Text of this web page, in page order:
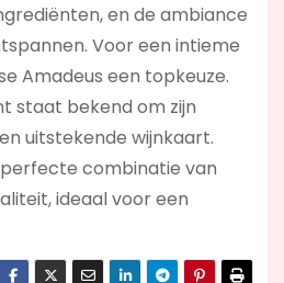
en de ambiance
Voor een intieme
Amadeus een topkeuze.
staat bekend om zijn
uitstekende wijnkaart.
combinatie van
ideaal voor een